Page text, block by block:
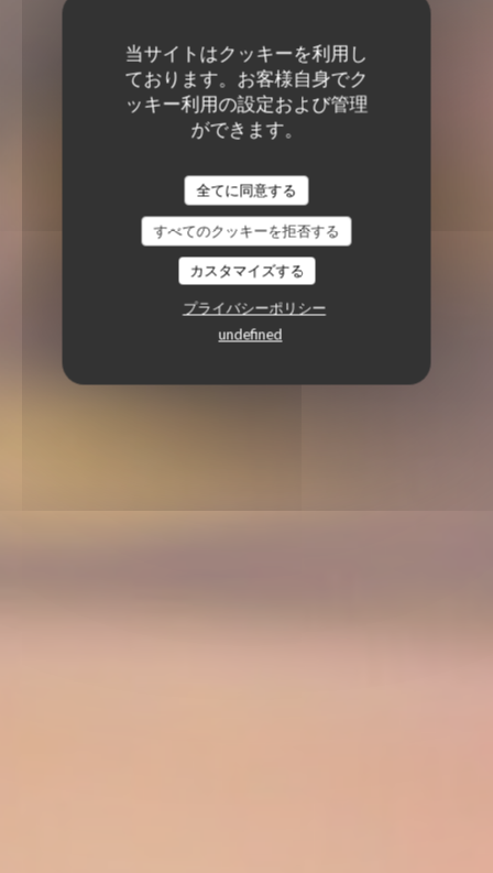
当サイトはクッキーを利用し
ております。お客様自身でク
ッキー利用の設定および管理
ができます。
全てに同意する
すべてのクッキーを拒否する
カスタマイズする
プライバシーポリシー
undefined